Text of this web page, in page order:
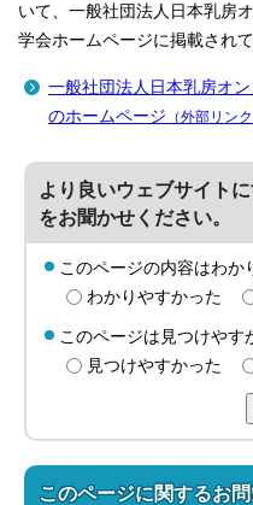
いて、一般社団法人日本乳房
学会ホームページに掲載され
一般社団法人日本乳房オ
のホームページ （外部リンク
より良いウェブサイト
をお聞かせください。
このページの内容はわか
わかりやすかった
このページは見つけやす
見つけやすかった
このページに関するお